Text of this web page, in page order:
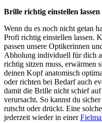
Brille richtig einstellen lassen
Wenn du es noch nicht getan
Profi richtig einstellen lassen.
passen unsere Optikerinnen
Abholung individuell für dich
richtig sitzen muss, erwärmen
deinen Kopf anatomisch
oder richten bei Bedarf auch
damit die Brille nicht schief
verursacht. So kannst du
rutscht oder drückt. Eine
jederzeit wieder in einer